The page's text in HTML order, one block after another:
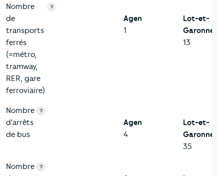
Nombre
de
transports
ferrés
(=métro,
tramway,
RER, gare
ferroviaire)
?
Agen
1
Lot-et-
Garonne
13
Nombre
d'arrêts
de bus
?
Agen
4
Lot-et-
Garonne
35
Nombre
?